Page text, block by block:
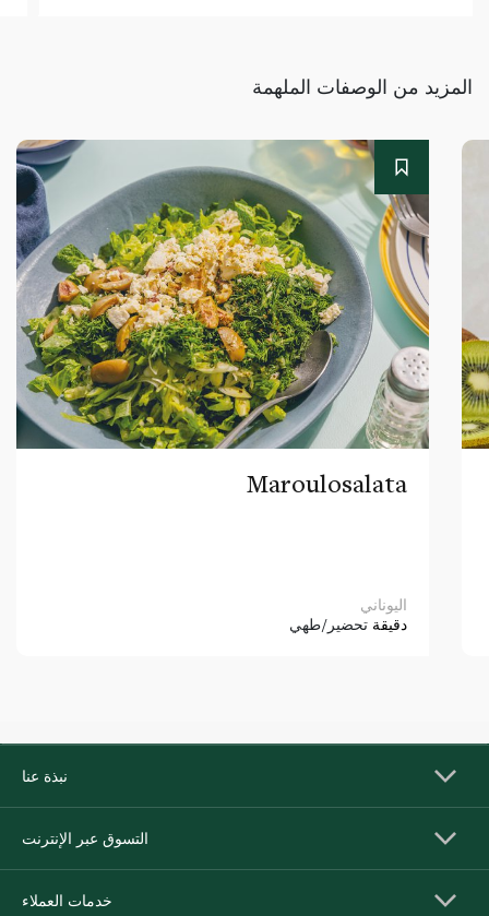
المزيد من الوصفات الملهمة
Maroulosalata
اليوناني
دقيقة تحضير/طهي
نبذة عنا
التسوق عبر الإنترنت
خدمات العملاء